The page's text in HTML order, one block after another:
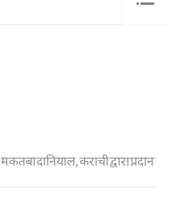
मकतबा दानियाल, कराची द्वारा प्रदान की